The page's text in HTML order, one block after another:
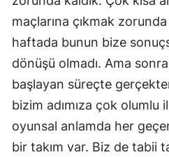
maçlarına çıkmak
haftada bunun bize
dönüşü olmadı. Ama
başlayan süreçte
bizim adımıza çok olumlu
oyunsal anlamda her
bir takım var. Biz de tabii